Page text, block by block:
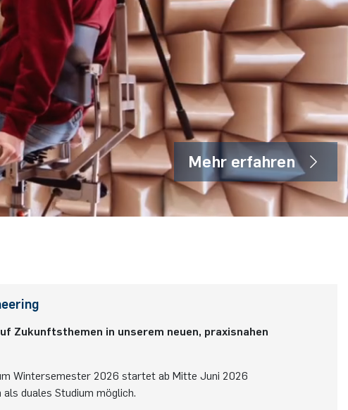
Mehr erfahren
Zukunftsthemen in unserem neuen, praxisnahen
Wintersemester 2026 startet ab Mitte Juni 2026
duales Studium möglich.